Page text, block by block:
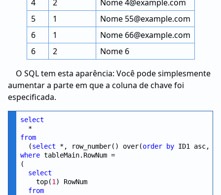
4 2
Nome 4@example.com
5
1
Nome 55@example.com
6
1
Nome 66@example.com
6
2 Nome 6
O SQL tem esta aparência: Você pode simplesmente
aumentar a parte em que a coluna de chave foi
especificada.
select
from
  (
select *, row_number() over(order by ID1 asc,
where tableMain.RowNum =
(
select
    top(
1 ) RowNum
from